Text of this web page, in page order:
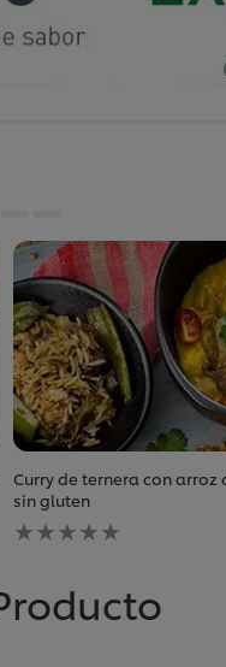
Curry de ternera con arroz
sin gluten
No
se
enviado
calificaciones